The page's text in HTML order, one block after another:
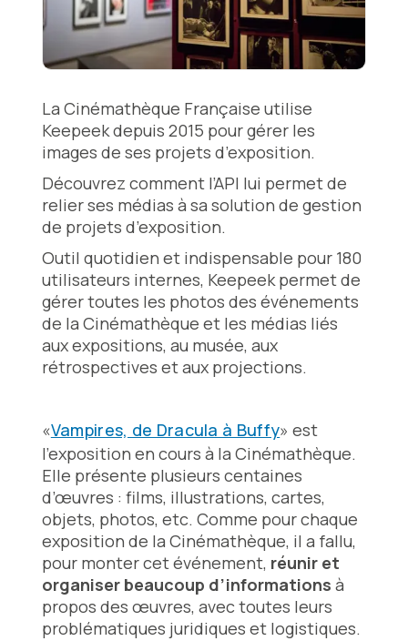
La Cinémathèque Française utilise
Keepeek depuis 2015 pour gérer les
images de ses projets d’exposition.
Découvrez comment l’API lui permet de
relier ses médias à sa solution de gestion
de projets d’exposition.
Outil quotidien et indispensable pour 180
utilisateurs internes, Keepeek permet de
gérer toutes les photos des événements
de la Cinémathèque et les médias liés
aux expositions, au musée, aux
rétrospectives et aux projections.
«Vampires, de Dracula à Buffy» est
l’exposition en cours à la Cinémathèque.
Elle présente plusieurs centaines
d’œuvres : films, illustrations, cartes,
objets, photos, etc. Comme pour chaque
exposition de la Cinémathèque, il a fallu,
pour monter cet événement, réunir et
organiser beaucoup d’informations à
propos des œuvres, avec toutes leurs
problématiques juridiques et logistiques.